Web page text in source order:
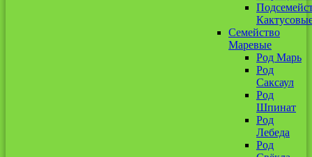
Семейство
Маревые
Род Марь
Род
Саксаул
Род
Шпинат
Род
Лебеда
Род